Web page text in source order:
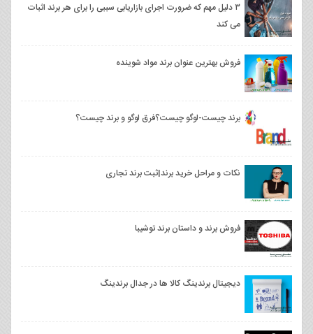
۳ دلیل مهم که ضرورت اجرای بازاریابی سببی را برای هر برند اثبات
می کند
فروش بهترین عنوان برند مواد شوینده
برند چیست-لوگو چیست؟فرق لوگو و برند چیست؟
نکات و مراحل خرید برند|ثبت برند تجاری
فروش برند و داستان برند توشیبا
دیجیتال برندینگ کالا ها در جدال برندینگ